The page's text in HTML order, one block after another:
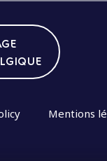
Mentions